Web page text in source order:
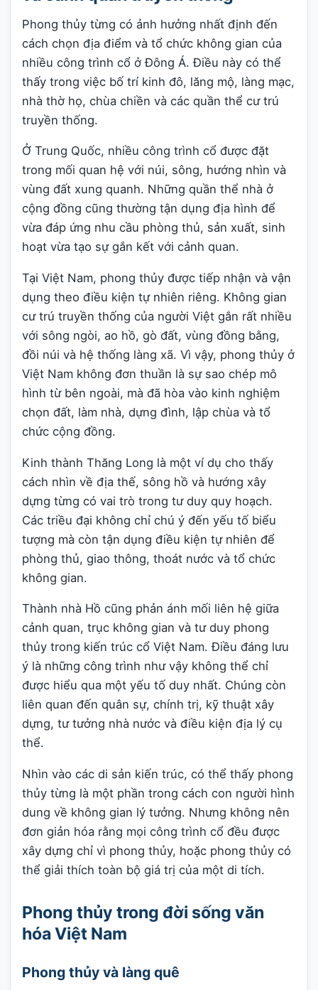
Phong thủy từng có ảnh hưởng nhất định đến
cách chọn địa điểm và tổ chức không gian của
nhiều công trình cổ ở Đông Á. Điều này có thể
thấy trong việc bố trí kinh đô, lăng mộ, làng mạc,
nhà thờ họ, chùa chiền và các quần thể cư trú
truyền thống.
Ở Trung Quốc, nhiều công trình cổ được đặt
trong mối quan hệ với núi, sông, hướng nhìn và
vùng đất xung quanh. Những quần thể nhà ở
cộng đồng cũng thường tận dụng địa hình để
vừa đáp ứng nhu cầu phòng thủ, sản xuất, sinh
hoạt vừa tạo sự gắn kết với cảnh quan.
Tại Việt Nam, phong thủy được tiếp nhận và vận
dụng theo điều kiện tự nhiên riêng. Không gian
cư trú truyền thống của người Việt gắn rất nhiều
với sông ngòi, ao hồ, gò đất, vùng đồng bằng,
đồi núi và hệ thống làng xã. Vì vậy, phong thủy ở
Việt Nam không đơn thuần là sự sao chép mô
hình từ bên ngoài, mà đã hòa vào kinh nghiệm
chọn đất, làm nhà, dựng đình, lập chùa và tổ
chức cộng đồng.
Kinh thành Thăng Long là một ví dụ cho thấy
cách nhìn về địa thế, sông hồ và hướng xây
dựng từng có vai trò trong tư duy quy hoạch.
Các triều đại không chỉ chú ý đến yếu tố biểu
tượng mà còn tận dụng điều kiện tự nhiên để
phòng thủ, giao thông, thoát nước và tổ chức
không gian.
Thành nhà Hồ cũng phản ánh mối liên hệ giữa
cảnh quan, trục không gian và tư duy phong
thủy trong kiến trúc cổ Việt Nam. Điều đáng lưu
ý là những công trình như vậy không thể chỉ
được hiểu qua một yếu tố duy nhất. Chúng còn
liên quan đến quân sự, chính trị, kỹ thuật xây
dựng, tư tưởng nhà nước và điều kiện địa lý cụ
thể.
Nhìn vào các di sản kiến trúc, có thể thấy phong
thủy từng là một phần trong cách con người hình
dung về không gian lý tưởng. Nhưng không nên
đơn giản hóa rằng mọi công trình cổ đều được
xây dựng chỉ vì phong thủy, hoặc phong thủy có
thể giải thích toàn bộ giá trị của một di tích.
Phong thủy trong đời sống văn
hóa Việt Nam
Phong thủy và làng quê